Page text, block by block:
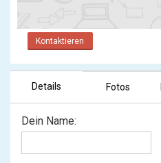
Kontaktieren
Details Fotos
Dein Name: